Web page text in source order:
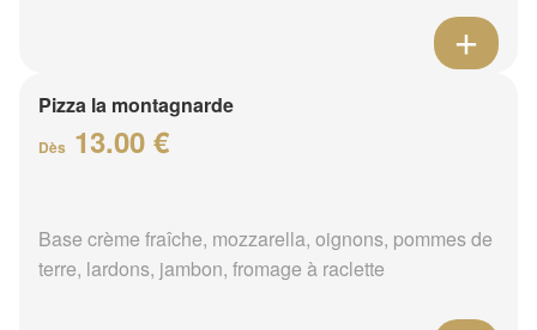
Pizza la montagnarde
Dès 13.00 €
Base crème fraîche, mozzarella, oignons, pommes de
terre, lardons, jambon, fromage à raclette